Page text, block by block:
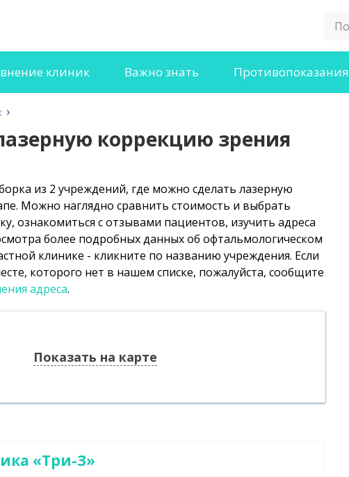
клиник Важно знать Противопоказания
коррекцию зрения
из 2 учреждений, где можно сделать лазерную
Можно наглядно сравнить стоимость и выбрать
ознакомиться с отзывами пациентов, изучить адреса
более подробных данных об офтальмологическом
клинике - кликните по названию учреждения. Если
которого нет в нашем списке, пожалуйста, сообщите
адреса.
Показать на карте
«Три-З»